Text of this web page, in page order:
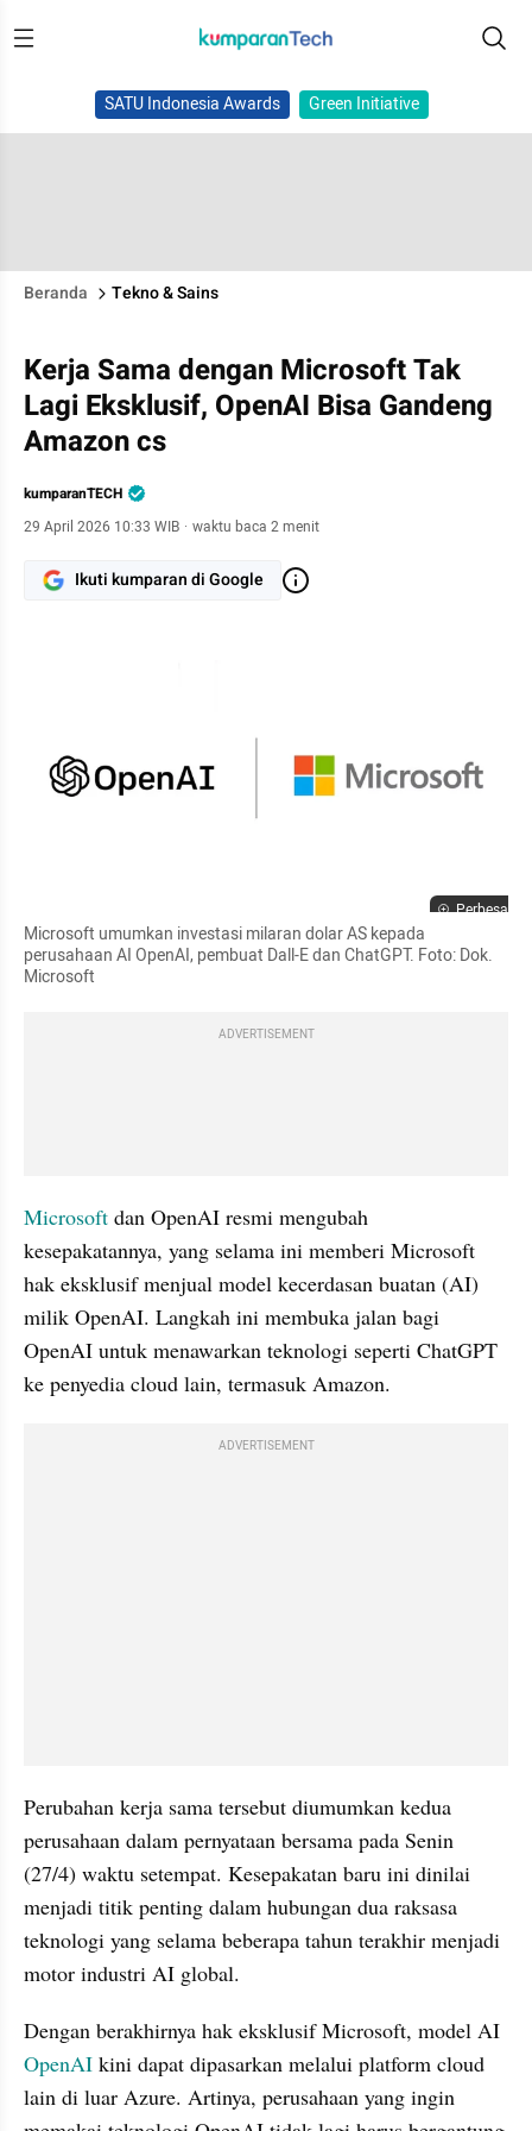
SATU Indonesia Awards Green Initiative
Beranda Tekno & Sains
Kerja Sama dengan Microsoft Tak
Lagi Eksklusif, OpenAI Bisa Gandeng
Amazon cs
kumparanTECH
29 April 2026 10:33 WIB · waktu baca 2 menit
Ikuti kumparan di Google
Perbesar
Microsoft umumkan investasi milaran dolar AS kepada
perusahaan AI OpenAI, pembuat Dall-E dan ChatGPT. Foto: Dok.
Microsoft
ADVERTISEMENT
Microsoft dan OpenAI resmi mengubah
kesepakatannya, yang selama ini memberi Microsoft
hak eksklusif menjual model kecerdasan buatan (AI)
milik OpenAI. Langkah ini membuka jalan bagi
OpenAI untuk menawarkan teknologi seperti ChatGPT
ke penyedia cloud lain, termasuk Amazon.
ADVERTISEMENT
Perubahan kerja sama tersebut diumumkan kedua
perusahaan dalam pernyataan bersama pada Senin
(27/4) waktu setempat. Kesepakatan baru ini dinilai
menjadi titik penting dalam hubungan dua raksasa
teknologi yang selama beberapa tahun terakhir menjadi
motor industri AI global.
OpenAI kini dapat dipasarkan melalui platform cloud
lain di luar Azure. Artinya, perusahaan yang ingin